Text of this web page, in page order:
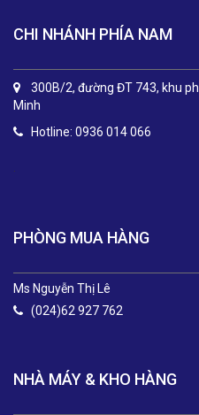
CHI NHÁNH PHÍA NAM
300B/2, đường ĐT 743, khu
Minh
Hotline: 0936 014 066
.
PHÒNG MUA HÀNG
Ms Nguyễn Thị Lê
(024)62 927 762
NHÀ MÁY & KHO HÀNG